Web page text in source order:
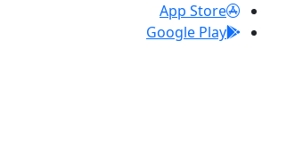
App Store
Google Play